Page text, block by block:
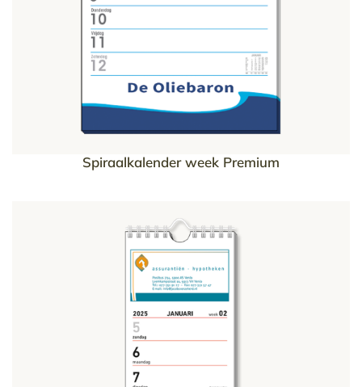
Spiraalkalender week Premium